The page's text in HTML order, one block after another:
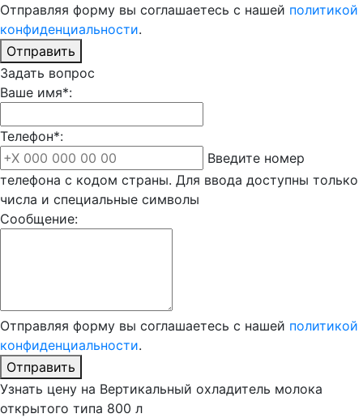
Отправляя форму вы соглашаетесь с нашей политикой
конфиденциальности.
Отправить
Задать вопрос
Ваше имя*:
Телефон*:
Введите номер
телефона с кодом страны. Для ввода доступны только
числа и специальные символы
Сообщение:
Отправляя форму вы соглашаетесь с нашей политикой
конфиденциальности.
Отправить
Узнать цену на Вертикальный охладитель молока
открытого типа 800 л